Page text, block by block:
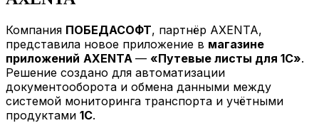
Компания ПОБЕДАСОФТ, партнёр AXENTA,
представила новое приложение в магазине
приложений AXENTA — «Путевые листы для 1С».
Решение создано для автоматизации
документооборота и обмена данными между
системой мониторинга транспорта и учётными
продуктами 1С.